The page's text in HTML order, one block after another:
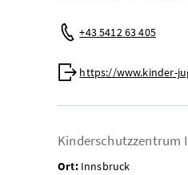
Telefon:
+43 5412 63 405
Web:
https://www.kinder-
Kinderschutzzentrum
Ort:Innsbruck